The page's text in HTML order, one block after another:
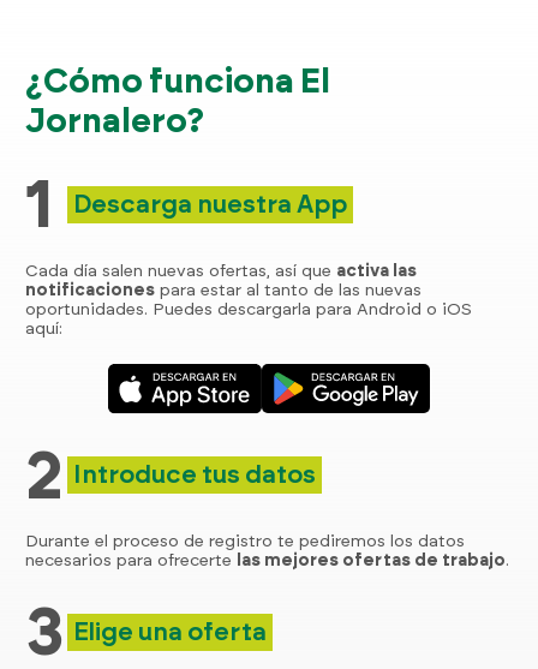
¿Cómo funciona El
Jornalero?
1 Descarga nuestra App
Cada día salen nuevas ofertas, así que activa las
notificaciones para estar al tanto de las nuevas
oportunidades. Puedes descargarla para Android o iOS
aquí:
2 Introduce tus datos
Durante el proceso de registro te pediremos los datos
necesarios para ofrecerte
las mejores ofertas de trabajo.
3 Elige una oferta